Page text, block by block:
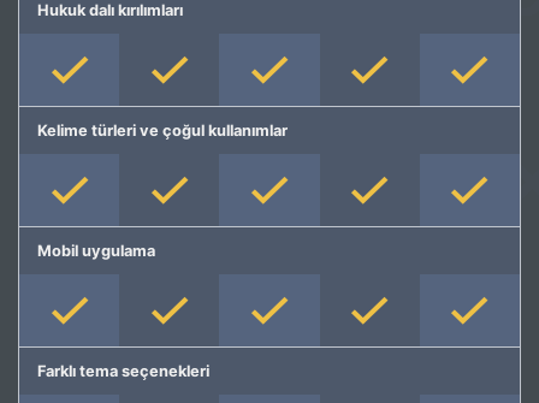
Hukuk dalı kırılımları
Kelime türleri ve çoğul kullanımlar
Mobil uygulama
Farklı tema seçenekleri